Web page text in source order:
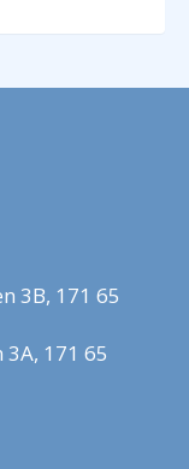
3B, 171 65
171 65